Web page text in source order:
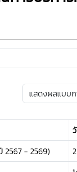
2567 - 2569)